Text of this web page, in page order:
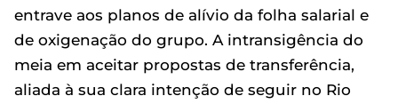
entrave aos planos de alívio da folha salarial e
de oxigenação do grupo. A intransigência do
meia em aceitar propostas de transferência,
aliada à sua clara intenção de seguir no Rio